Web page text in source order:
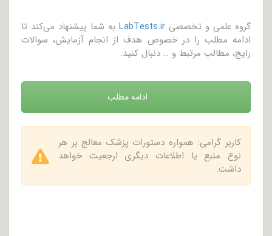
گروه علمی و تخصصی LabTests.ir به شما پیشنهاد می‌کند تا
ادامه مطلب را در خصوص هدف از انجام آزمایش، سوالات
رایج، مطالب مرتبط و … دنبال کنید.
ادامه مطلب
کاربر گرامی: همواره دستورات پزشک معالج بر هر
نوع منبع یا اطلاعات دیگری ارجعیت خواهد
داشت.